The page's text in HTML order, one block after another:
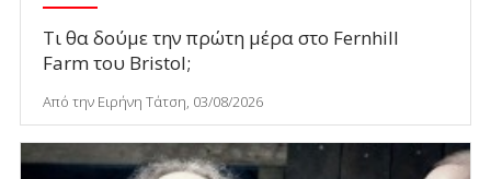
Τι θα δούμε την πρώτη μέρα στο Fernhill
Farm του Bristol;
Από την Ειρήνη Τάτση, 03/08/2026